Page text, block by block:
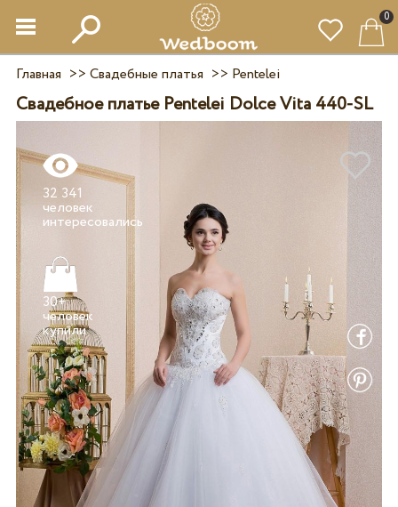
0
Главная >> Свадебные платья >> Pentelei
Свадебное платье Pentelei Dolce Vita 440-SL
32 341
человек
30+
человек
купили